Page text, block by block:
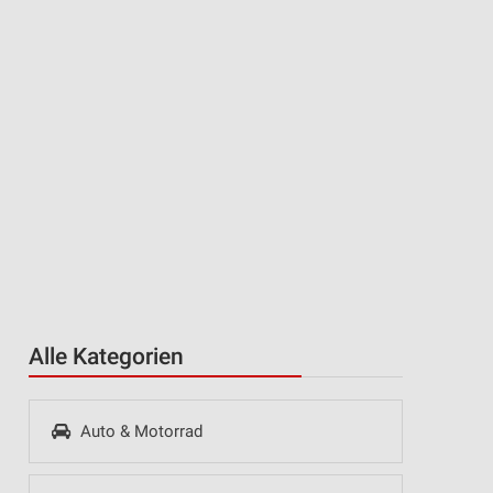
Alle Kategorien
Auto & Motorrad